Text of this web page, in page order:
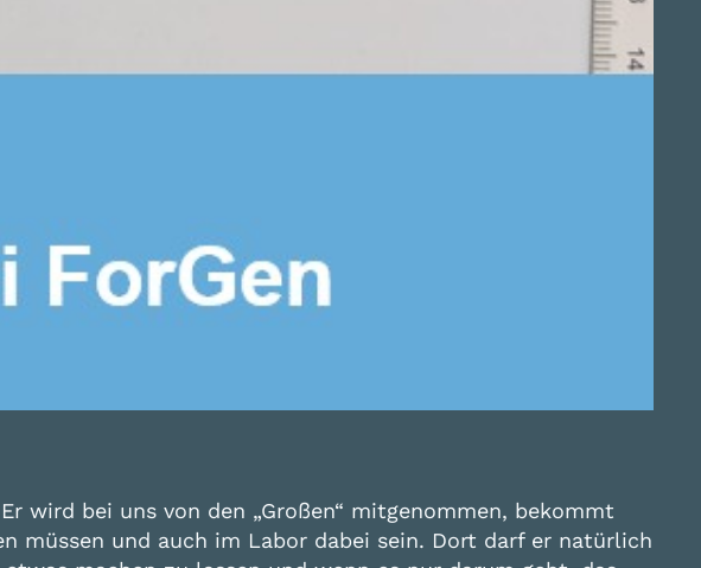
wird bei uns von den „Großen“ mitgenommen, bekommt
müssen und auch im Labor dabei sein. Dort darf er natürlich